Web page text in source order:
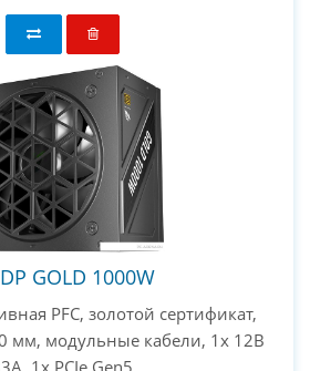
GOLD 1000W
PFC, золотой сертификат,
мм, модульные кабели, 1x 12В
1x PCIe Gen5